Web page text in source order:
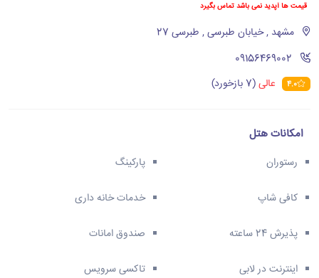
قیمت ها آپدید نمی باشد تماس بگیرد
مشهد , خیابان طبرسی , طبرسی 27
‪09156469002‬
4.0 عالی(7 بازخورد)
امکانات هتل
رستوران پارکینگ
کافی شاپ خدمات خانه داری
پذیرش 24 ساعته صندوق امانات
اینترنت در لابی تاکسی سرویس